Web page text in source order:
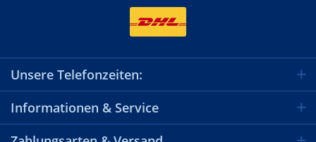
Unsere Telefonzeiten:
Informationen & Service